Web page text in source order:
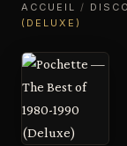
ACCUEIL
ACCUEIL /
(DELUXE)